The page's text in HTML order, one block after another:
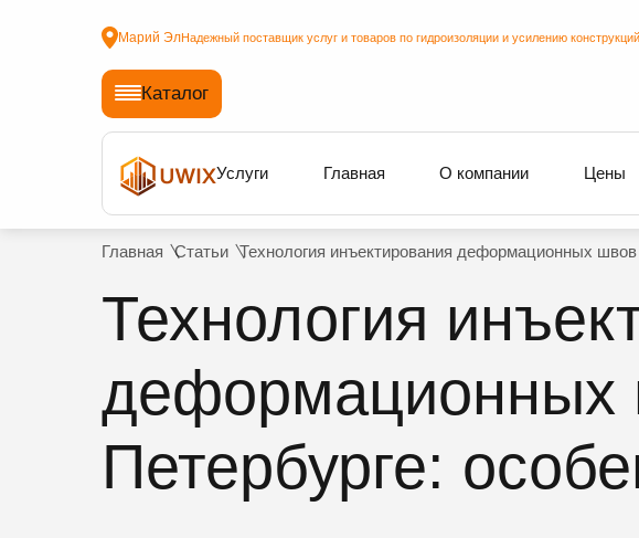
Марий ЭлНадежный поставщик услуг и товаров по гидроизоляции и усилению конструкций
Каталог
Услуги Главная О компании Цены
Главная Статьи Технология инъектирования деформационных
Технология
деформационных
Петербурге: